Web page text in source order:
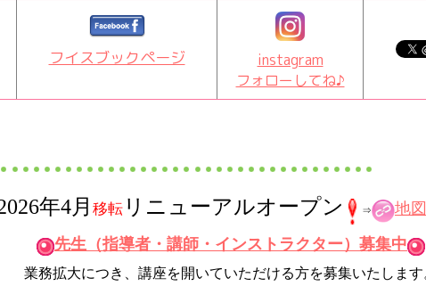
フイスブックページ
instagram
フォローしてね♪
年4月 移転 リニューアルオープン ⇒
地
先生（指導者・講師・インストラクター）募集中
業務拡大につき、講座を開いていただける方を募集いたします